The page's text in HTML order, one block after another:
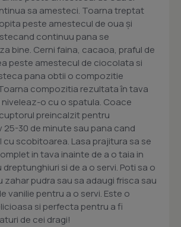
sa amesteci. Toarna treptat
peste amestecul de oua și
continuu pana se
bine. Cerni faina, cacaoa, praful de
peste amestecul de ciocolata si
pana obtii o compozitie
compozitia rezultata în tava
o cu o spatula. Coace
preincalzit pentru
25-30 de minute sau pana cand
scobitoarea. Lasa prajitura sa se
in tava inainte de a o taia in
si de a o servi. Poti sa o
zahar pudra sau sa adaugi frisca sau
vanilie pentru a o servi. Este o
si perfecta pentru a fi
de cei dragi!